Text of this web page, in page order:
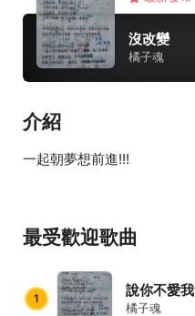
沒改變
橘子魂
介紹
一起朝夢想前進!!!
最受歡迎歌曲
1 說你不愛我
橘子魂